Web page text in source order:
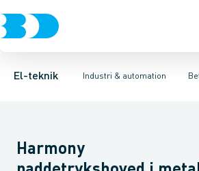
El-teknik Industri & automation
Afbrydere, stikkontakter &
Industristiksystemer
TrykknaphovedLystårn element,
Harmony